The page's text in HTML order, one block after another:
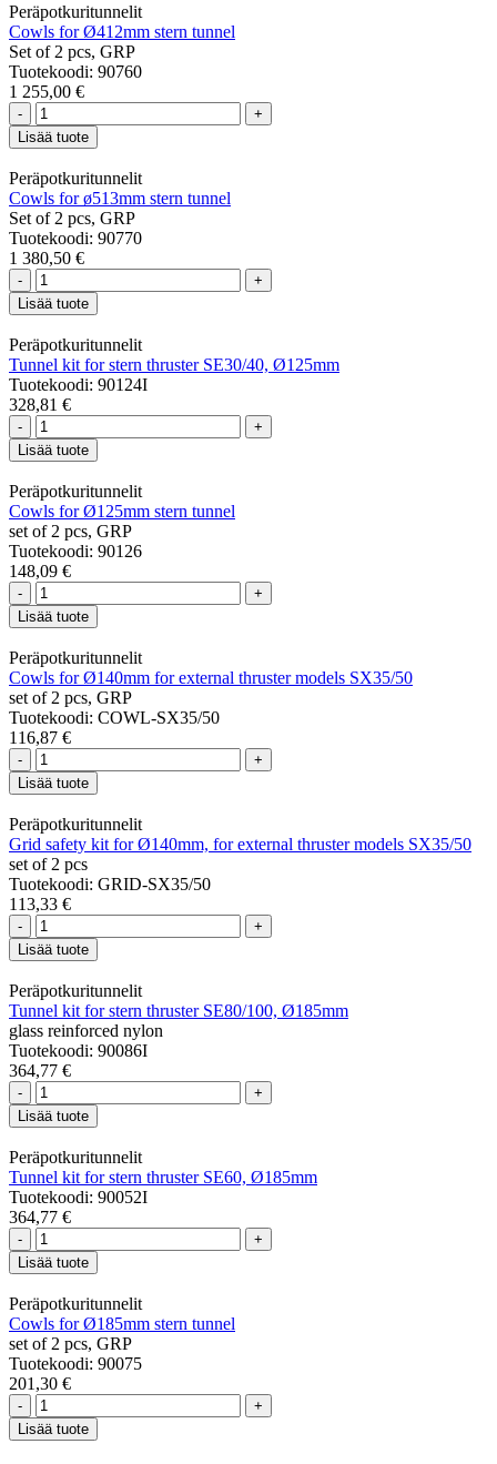
Peräpotkuritunnelit
Cowls for Ø412mm stern tunnel
Set of 2 pcs, GRP
Tuotekoodi: 90760
1 255,00 €
-
+
Lisää tuote
Peräpotkuritunnelit
Cowls for ø513mm stern tunnel
Set of 2 pcs, GRP
Tuotekoodi: 90770
1 380,50 €
-
+
Lisää tuote
Peräpotkuritunnelit
Tunnel kit for stern thruster SE30/40, Ø125mm
Tuotekoodi: 90124I
328,81 €
-
+
Lisää tuote
Peräpotkuritunnelit
Cowls for Ø125mm stern tunnel
set of 2 pcs, GRP
Tuotekoodi: 90126
148,09 €
-
+
Lisää tuote
Peräpotkuritunnelit
Cowls for Ø140mm for external thruster models SX35/50
set of 2 pcs, GRP
Tuotekoodi: COWL-SX35/50
116,87 €
-
+
Lisää tuote
Peräpotkuritunnelit
Grid safety kit for Ø140mm, for external thruster models SX35/50
set of 2 pcs
Tuotekoodi: GRID-SX35/50
113,33 €
-
+
Lisää tuote
Peräpotkuritunnelit
Tunnel kit for stern thruster SE80/100, Ø185mm
glass reinforced nylon
Tuotekoodi: 90086I
364,77 €
-
+
Lisää tuote
Peräpotkuritunnelit
Tunnel kit for stern thruster SE60, Ø185mm
Tuotekoodi: 90052I
364,77 €
-
+
Lisää tuote
Peräpotkuritunnelit
Cowls for Ø185mm stern tunnel
set of 2 pcs, GRP
Tuotekoodi: 90075
201,30 €
-
+
Lisää tuote